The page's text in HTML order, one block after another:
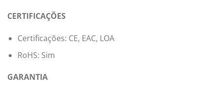
CERTIFICAÇÕES
Certificações: CE, EAC, LOA
RoHS: Sim
GARANTIA